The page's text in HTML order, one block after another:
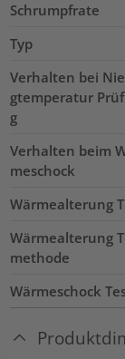
Schrumpfrate
Typ
Verhalten bei
gtemperatur
g
Verhalten beim
meschock
Wärmealterung
Wärmealterung
methode
Wärmeschock